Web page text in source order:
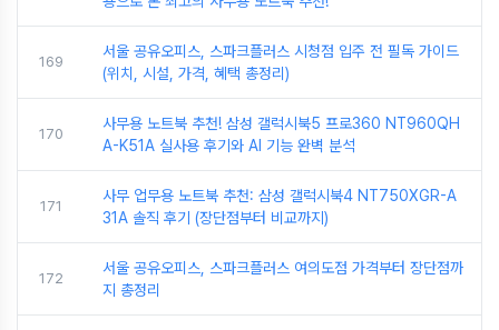
169
서울 공유오피스, 스파크플러스 시청점 입주 전 필독 가이드
(위치, 시설, 가격, 혜택 총정리)
170
사무용 노트북 추천! 삼성 갤럭시북5 프로360 NT960QH
A-K51A 실사용 후기와 AI 기능 완벽 분석
171
사무 업무용 노트북 추천: 삼성 갤럭시북4 NT750XGR-A
31A 솔직 후기 (장단점부터 비교까지)
172
서울 공유오피스, 스파크플러스 여의도점 가격부터 장단점까
지 총정리